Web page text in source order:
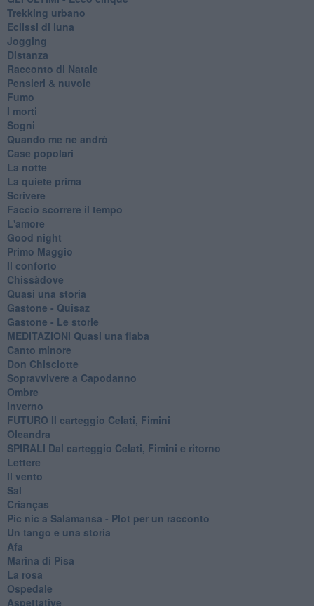
Trekking urbano
Eclissi di luna
Jogging
Distanza
Racconto di Natale
Pensieri & nuvole
Fumo
I morti
Sogni
Quando me ne andrò
Case popolari
La notte
La quiete prima
Scrivere
Faccio scorrere il tempo
L'amore
Good night
Primo Maggio
Il conforto
Chissàdove
Quasi una storia
Gastone - Quisaz
Gastone - Le storie
MEDITAZIONI Quasi una fiaba
Canto minore
Don Chisciotte
Sopravvivere a Capodanno
Ombre
Inverno
FUTURO Il carteggio Celati, Fimini
Oleandra
SPIRALI Dal carteggio Celati, Fimini e ritorno
Lettere
Il vento
Sal
Crianças
Pic nic a Salamansa - Plot per un racconto
Un tango e una storia
Afa
Marina di Pisa
La rosa
Ospedale
Aspettative